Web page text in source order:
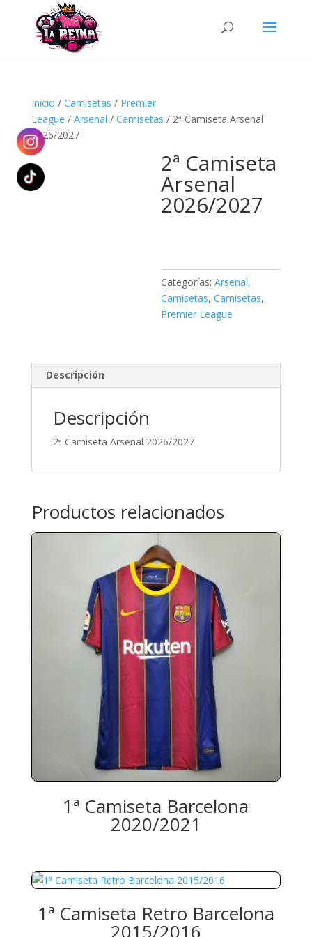
Búsqueda
productos
Inicio / Camisetas / Premier
League / Arsenal / Camisetas / 2ª Camiseta Arsenal
2026/2027
2ª Camiseta
Arsenal
2026/2027
Categorías:Arsenal,
Camisetas,Camisetas,
Premier League
Descripción
Descripción
2ª Camiseta Arsenal 2026/2027
Productos relacionados
1ª Camiseta Barcelona
2020/2021
1ª Camiseta Retro Barcelona
2015/2016